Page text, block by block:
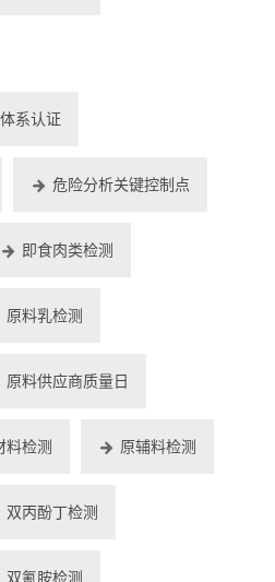
系认证
危险分析关键控制点
即食肉类检测
原料乳检测
原料供应商质量日
料检测 原辅料检测
双丙酚丁检测
双氰胺检测